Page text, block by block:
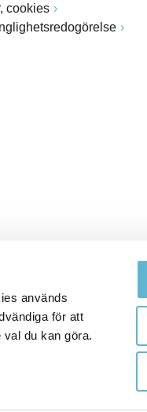
används
för att
du kan göra.
cookies